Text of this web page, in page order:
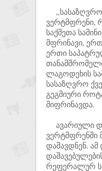
ვერტმფრენი,
საქმეთა
მფრინავი,
ერთი
ლაგოდეხის
სასაზღვრო
გეგმიური
მიფრინავდა.
ავარიული
ვერტმფრენში
დაშავდნენ.
რეფერალურ